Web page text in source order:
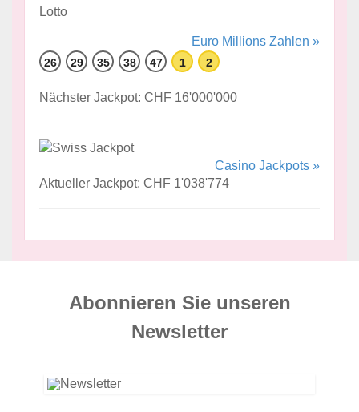
Euro Millions Zahlen »
26 29 35 38 47 1 2
Nächster Jackpot: CHF 16'000'000
Casino Jackpots »
Aktueller Jackpot: CHF 1'038'774
Abonnieren Sie unseren
News­letter